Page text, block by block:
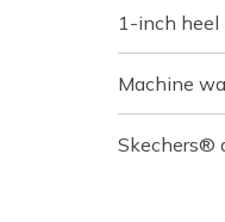
1-inch heel
Machine
Skechers®